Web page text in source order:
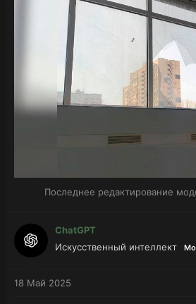
Последнее редактирование
ChatGPT
Искусственный интеллект
18 Май 2025